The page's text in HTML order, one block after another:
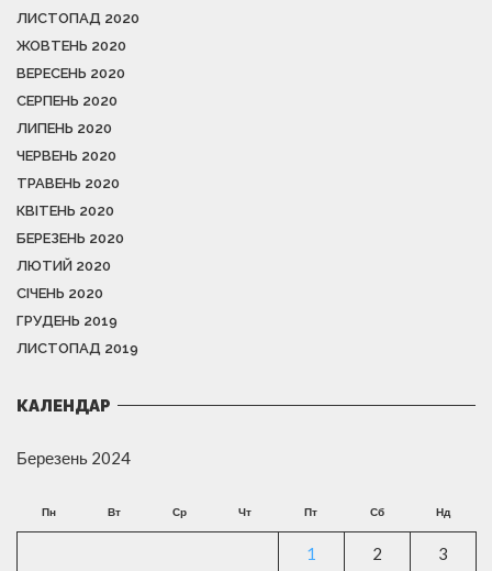
ЛИСТОПАД 2020
ЖОВТЕНЬ 2020
ВЕРЕСЕНЬ 2020
СЕРПЕНЬ 2020
ЛИПЕНЬ 2020
ЧЕРВЕНЬ 2020
ТРАВЕНЬ 2020
КВІТЕНЬ 2020
БЕРЕЗЕНЬ 2020
ЛЮТИЙ 2020
СІЧЕНЬ 2020
ГРУДЕНЬ 2019
ЛИСТОПАД 2019
КАЛЕНДАР
Березень 2024
Пн Вт Ср Чт Пт Сб Нд
1 2 3